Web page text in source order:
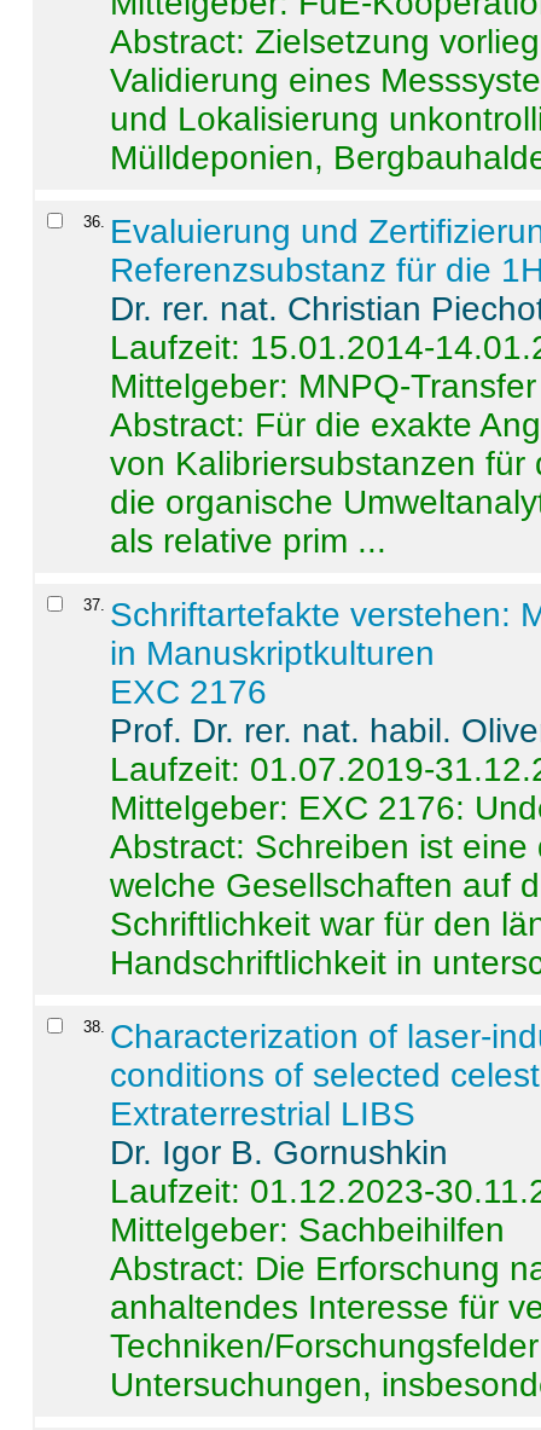
Abstract:Zielsetzung
Validierung eines
und Lokalisierung
Mülldeponien,
36. Evaluierung und
Referenzsubstanz für die
Dr. rer. nat. Christian
Laufzeit: 15.01.2014-
Mittelgeber: MNPQ-Transfer
Abstract: Für die exakte
von Kalibriersubstanzen
die organische
als relative prim ...
37. Schriftartefakte verstehen:
in Manuskriptkulturen
EXC 2176
Prof. Dr. rer. nat. habil.
Laufzeit: 01.07.2019-
Mittelgeber: EXC 2176:
Abstract: Schreiben ist
welche Gesellschaften auf
Schriftlichkeit war für den
Handschriftlichkeit in
38. Characterization of laser-
conditions of selected
Extraterrestrial LIBS
Dr. Igor B. Gornushkin
Laufzeit: 01.12.2023-
Mittelgeber: Sachbeihilfen
Abstract: Die Erforschung
anhaltendes Interesse für
Techniken/
Untersuchungen,